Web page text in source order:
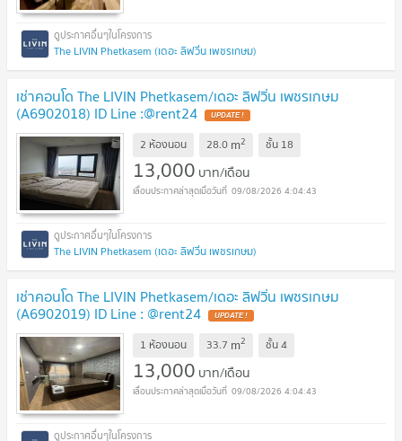
The LIVIN Phetkasem (เดอะ ลิฟวิ่น เพชรเกษม)
เช่าคอนโด The LIVIN Phetkasem/เดอะ ลิฟวิ่น เพชรเกษม
(A6902018) ID Line :@rent24
2 ห้องนอน 28.0 m2 ชั้น 18
13,000 บาท/เดือน
09/08/2026 4:04:43
The LIVIN Phetkasem (เดอะ ลิฟวิ่น เพชรเกษม)
เช่าคอนโด The LIVIN Phetkasem/เดอะ ลิฟวิ่น เพชรเกษม
(A6902019) ID Line : @rent24
1 ห้องนอน 33.7 m2 ชั้น4
13,000 บาท/เดือน
09/08/2026 4:04:43